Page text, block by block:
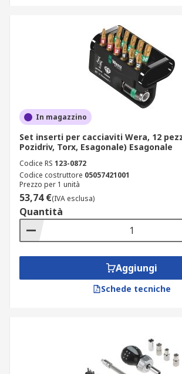
In magazzino
Set inserti per cacciaviti Wera, 12
Pozidriv, Torx, Esagonale) Esagonale
Codice RS 123-0872
Codice costruttore 05057421001
Prezzo per 1 unità
53,74 €(IVA esclusa)
Quantità
Aggiungi
Schede tecniche